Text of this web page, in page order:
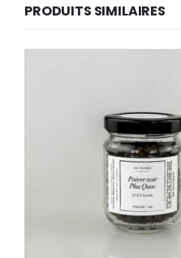
PRODUITS SIMILAIRES